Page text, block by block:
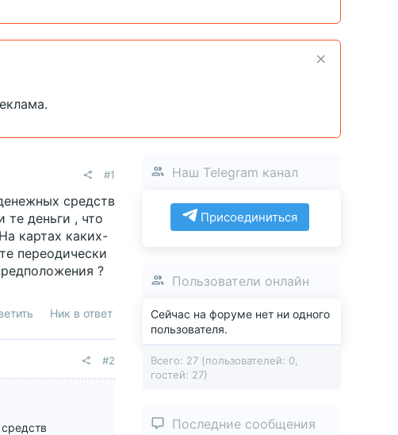
#1
средств
деньги , что
картах каких-
переодически
?
Ник в ответ
#2
Наш Telegram канал
Присоединиться
Пользователи онлайн
Сейчас на форуме нет ни одного
пользователя.
Всего: 27 (пользователей: 0,
гостей: 27)
Последние сообщения